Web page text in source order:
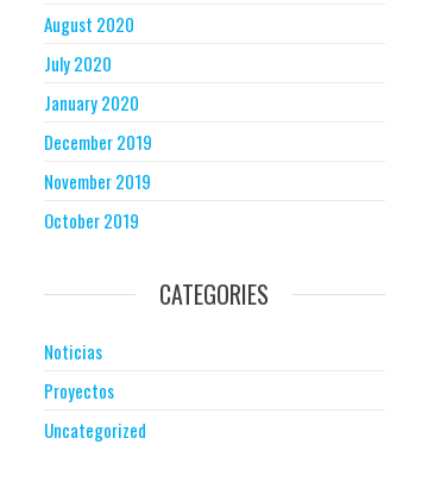
August 2020
July 2020
January 2020
December 2019
November 2019
October 2019
CATEGORIES
Noticias
Proyectos
Uncategorized